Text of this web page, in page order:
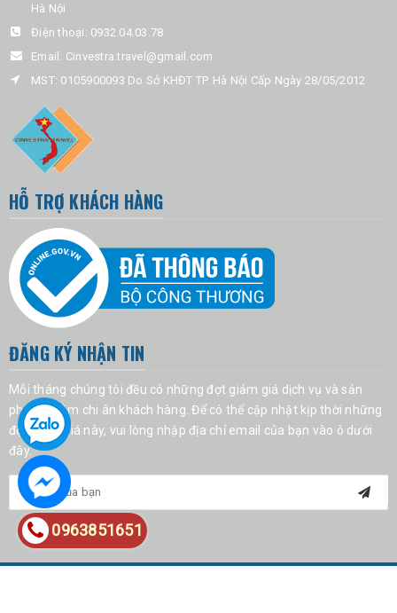
Hà Nội
Điện thoại: 0932.04.03.78
Email: Cinvestra.travel@gmail.com
MST: 0105900093 Do Sở KHĐT TP. Hà Nội Cấp Ngày 28/05/2012
HỖ TRỢ KHÁCH HÀNG
ĐĂNG KÝ NHẬN TIN
Mỗi tháng chúng tôi đều có những đợt giảm giá dịch vụ và sản
phẩm nhằm chi ân khách hàng. Để có thể cập nhật kịp thời những
đợt giảm giá này, vui lòng nhập địa chỉ email của bạn vào ô dưới
đây.
0963851651